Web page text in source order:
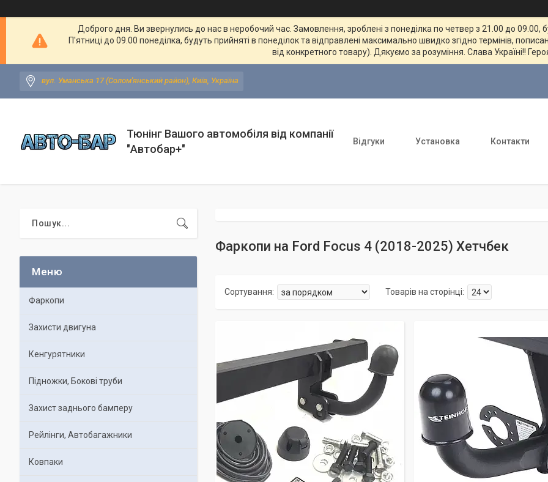
Доброго дня. Ви звернулись до нас в неробочий час. Замовлення, зроблені з понеділка по четвер з 21.00 до 09.00,
П'ятниці до 09.00 понеділка, будуть прийняті в понеділок та відправлені максимально швидко згідно термінів,
від конкретного товару). Дякуємо за розуміння. Слава Україні!!
вул. Уманська 17 (Солом'янський район), Київ, Україна
Тюнінг Вашого автомобіля від компанії
"Автобар+"
Відгуки Установка Контакти
Фаркопи на Ford Focus 4 (2018-2025) Хетчбек
Фаркопи
Захисти двигуна
Кенгурятники
Підножки, Бокові труби
Захист заднього бамперу
Рейлінги, Автобагажники
Ковпаки